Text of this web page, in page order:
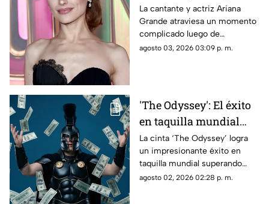
en su carrera por
críticas a su apariencia
física
La cantante y actriz Ariana
Grande atraviesa un momento
complicado luego de
convertirse en blanco de
agosto 03, 2026 03:09 p. m.
'The Odyssey': El éxito
en taquilla mundial
que rompe récords
La cinta ‘The Odyssey’ logra
un impresionante éxito en
taquilla mundial superando
$911M y perfilándose para
agosto 02, 2026 02:28 p. m.